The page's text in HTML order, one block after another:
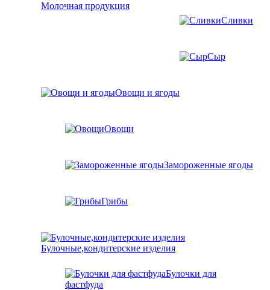
Молочная продукция
Сливки
Сыр
Овощи и ягоды
Овощи
Замороженные ягоды
Грибы
Булочные,кондитерские изделия
Булочки для
фастфуда